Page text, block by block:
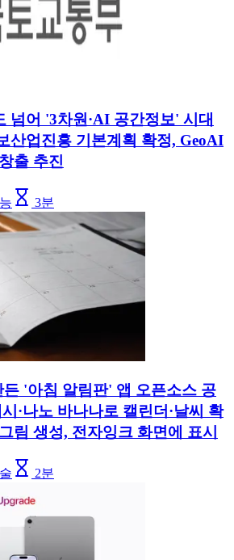
넘어 '3차원·AI 공간정보' 시대
산업진흥 기본계획 확정, GeoAI
출 추진
3분
'아침 알림판' 앱 오픈소스 공
·나노 바나나로 캘린더·날씨 확
림 생성, 전자잉크 화면에 표시
2분